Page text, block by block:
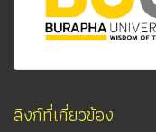
ลิงก์ที่เกี่ยวข้อง